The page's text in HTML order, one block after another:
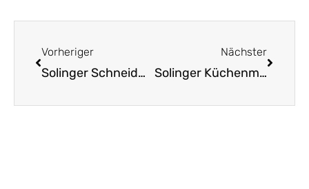
Vorheriger
Solinger Schneidwaren: Meisterstücke der deutschen Handwerkskunst
Nächster
Solinger Küchenmesser: Tradition trifft auf Innovation